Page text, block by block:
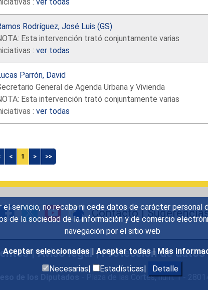
servicio, no recaba ni cede datos de carácter
de la sociedad de la información y de comercio
navegación por el sitio web
Aceptar seleccionadas | Aceptar todas | Más
Necesarias|
Estadísticas| Detalle
Rodríguez, José Luis (GS)
Esta intervención trató conjuntamente varias
: ver todas
Parrón, David
General de Agenda Urbana y Vivienda
Esta intervención trató conjuntamente varias
: ver todas
< 1 > >>
Contacto|
|Aviso legal|Protección de datos
- Plaza de las Cortes, núm. 1 -